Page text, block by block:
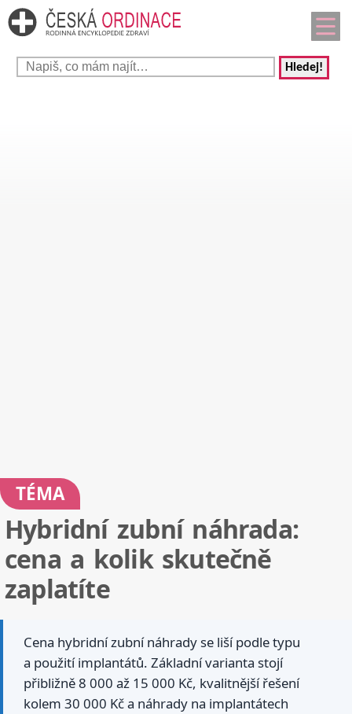
Hledej!
TÉMA
Hybridní zubní náhrada:
cena a kolik skutečně
zaplatíte
Cena hybridní zubní náhrady se liší podle typu
a použití implantátů. Základní varianta stojí
přibližně 8 000 až 15 000 Kč, kvalitnější řešení
kolem 30 000 Kč a náhrady na implantátech